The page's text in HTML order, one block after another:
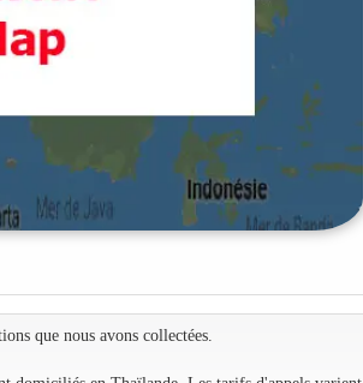
que nous avons collectées.